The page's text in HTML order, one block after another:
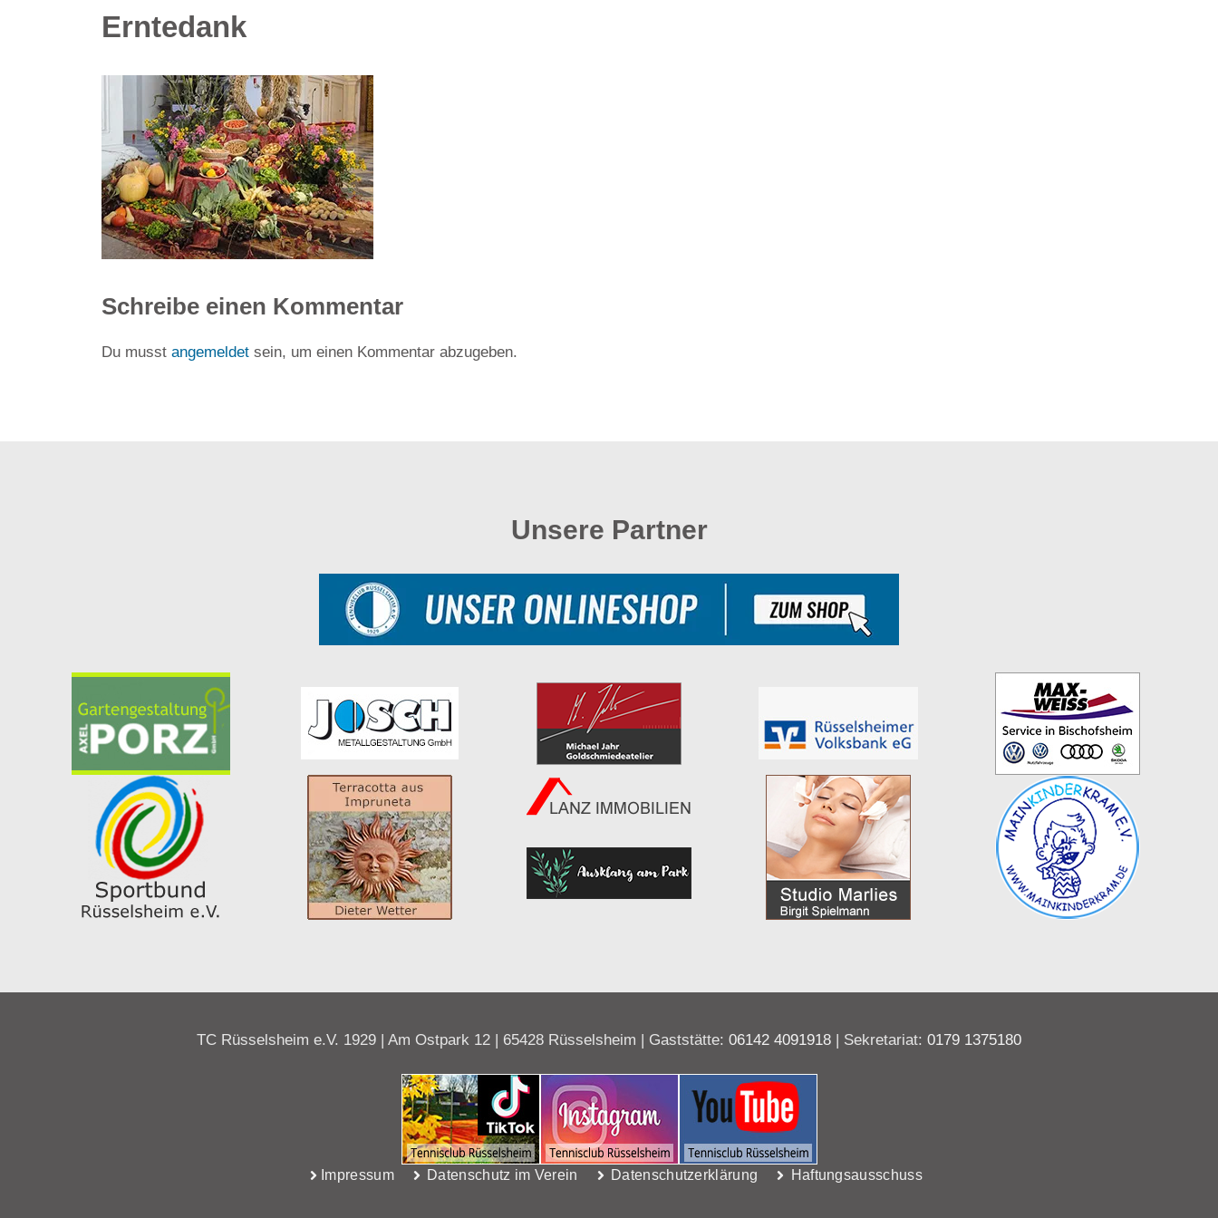
Erntedank
Schreibe einen Kommentar
Du musst angemeldet sein, um einen Kommentar abzugeben.
Unsere Partner
TC Rüsselsheim e.V. 1929 | Am Ostpark 12 | 65428 Rüsselsheim | Gaststätte: 06142 4091918 | Sekretariat: 0179 1375180
Impressum Datenschutz im Verein Datenschutzerklärung Haftungsausschuss